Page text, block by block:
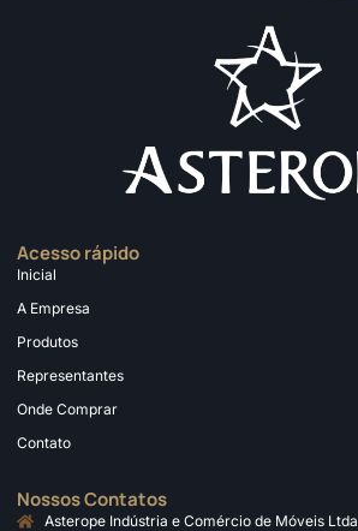
Acesso rápido
Inicial
A Empresa
Produtos
Representantes
Onde Comprar
Contato
Nossos Contatos
Asterope Indústria e Comércio de Móveis Ltda